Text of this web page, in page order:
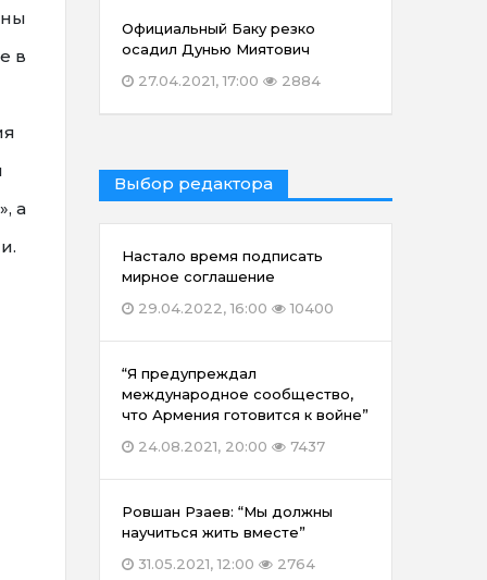
в
а
Официальный Баку резко
осадил Дунью Миятович
27.04.2021, 17:00
2884
Выбор редактора
Настало время подписать
мирное соглашение
29.04.2022, 16:00
10400
“Я предупреждал
международное сообщество,
что Армения готовится к войне”
24.08.2021, 20:00
7437
Ровшан Рзаев: “Мы должны
научиться жить вместе”
31.05.2021, 12:00
2764